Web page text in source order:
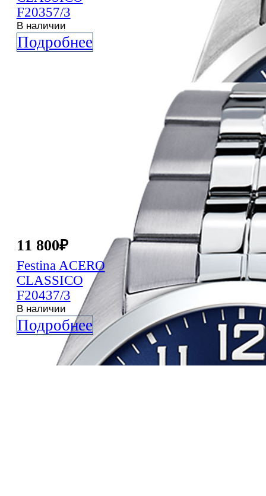
F20357/3
В наличии
Подробнее
11 800₽
Festina ACERO
CLASSICO
F20437/3
В наличии
Подробнее